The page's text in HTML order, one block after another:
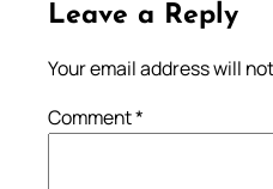
Leave a Reply
Your email address will
Comment*